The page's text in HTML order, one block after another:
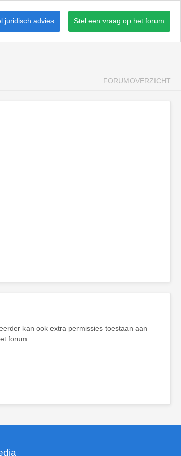
Stel een vraag op het forum
juridisch advies
FORUMOVERZICHT
kan ook extra permissies toestaan aan
forum.